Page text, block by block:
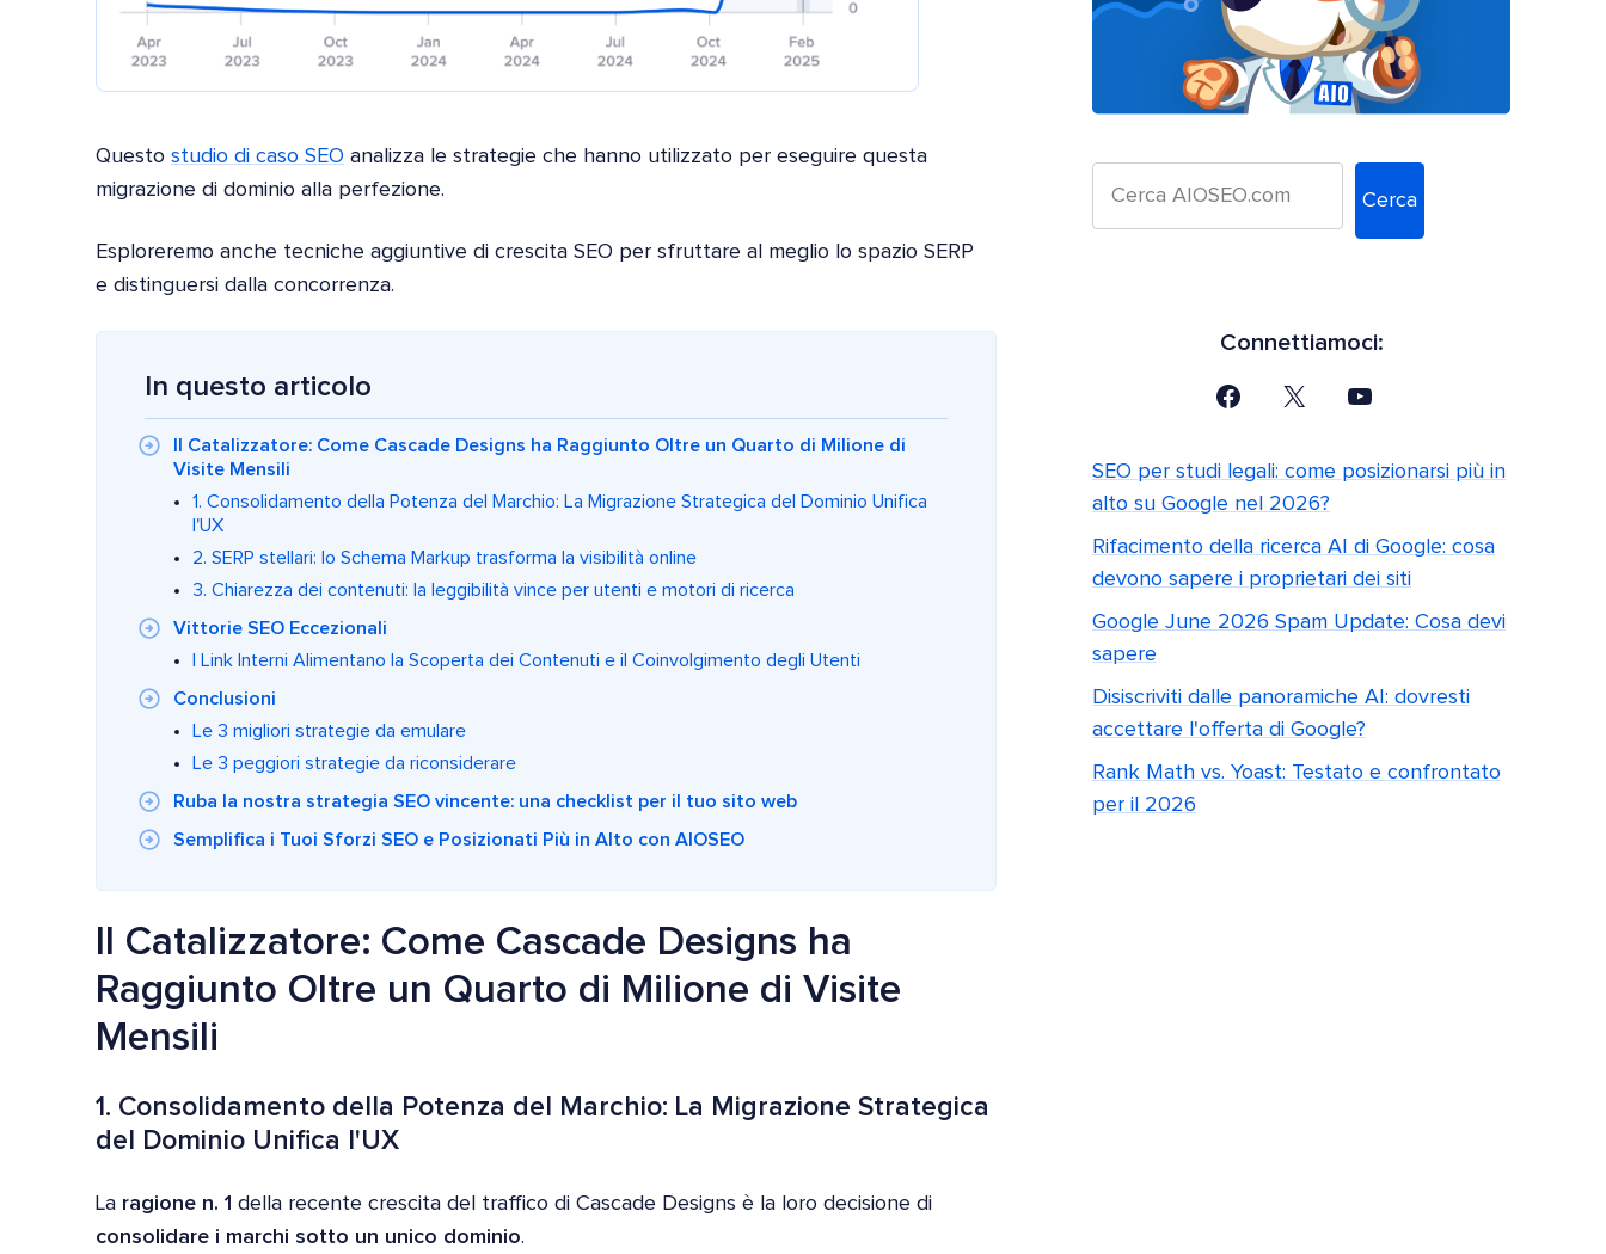
Questo studio di caso SEO analizza le strategie che hanno utilizzato per eseguire questa
migrazione di dominio alla perfezione.
Esploreremo anche tecniche aggiuntive di crescita SEO per sfruttare al meglio lo spazio SERP
e distinguersi dalla concorrenza.
In questo articolo
Il Catalizzatore: Come Cascade Designs ha Raggiunto Oltre un Quarto di Milione di
Visite Mensili
1. Consolidamento della Potenza del Marchio: La Migrazione Strategica del Dominio Unifica
l'UX
2. SERP stellari: lo Schema Markup trasforma la visibilità online
3. Chiarezza dei contenuti: la leggibilità vince per utenti e motori di ricerca
Vittorie SEO Eccezionali
I Link Interni Alimentano la Scoperta dei Contenuti e il Coinvolgimento degli Utenti
Conclusioni
Le 3 migliori strategie da emulare
Le 3 peggiori strategie da riconsiderare
Ruba la nostra strategia SEO vincente: una checklist per il tuo sito web
Semplifica i Tuoi Sforzi SEO e Posizionati Più in Alto con AIOSEO
Il Catalizzatore: Come Cascade Designs ha
Raggiunto Oltre un Quarto di Milione di Visite
Mensili
1. Consolidamento della Potenza del Marchio: La Migrazione Strategica
del Dominio Unifica l'UX
La ragione n. 1 della recente crescita del traffico di Cascade Designs è la loro decisione di
consolidare i marchi sotto un unico dominio.
Cerca
Connettiamoci:
SEO per studi legali: come posizionarsi più in
alto su Google nel 2026?
Rifacimento della ricerca AI di Google: cosa
devono sapere i proprietari dei siti
Google June 2026 Spam Update: Cosa devi
sapere
Disiscriviti dalle panoramiche AI: dovresti
accettare l'offerta di Google?
Rank Math vs. Yoast: Testato e confrontato
per il 2026